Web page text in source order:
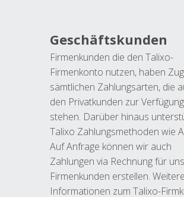
Geschäftskunden
Firmenkunden die den Talixo-
Firmenkonto nutzen, haben
sämtlichen Zahlungsarten, die
den Privatkunden zur Verfügung
stehen. Darüber hinaus
Talixo Zahlungsmethoden wie
Auf Anfrage können wir auch
Zahlungen via Rechnung für
Firmenkunden erstellen. Weitere
Informationen zum Talixo-